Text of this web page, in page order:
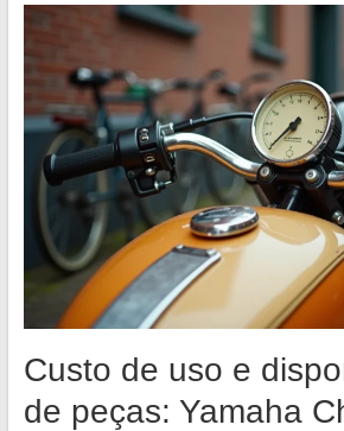
Custo de uso e
de peças: Yamaha